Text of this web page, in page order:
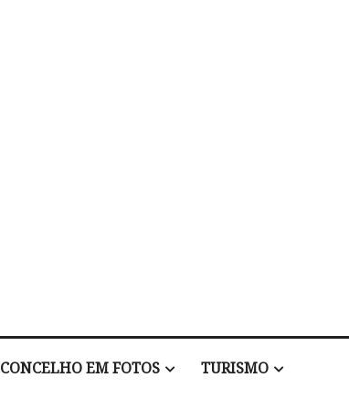
CONCELHO EM FOTOS TURISMO